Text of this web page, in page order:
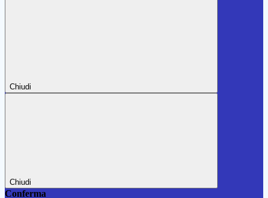
Chiudi
Chiudi
Conferma